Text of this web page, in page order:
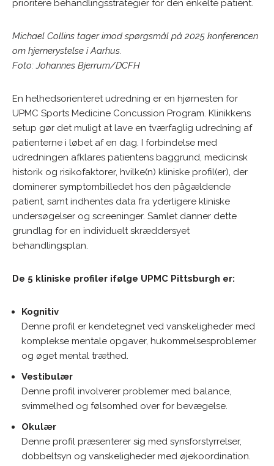
prioritere behandlingsstrategier for den enkelte patient.
Michael Collins tager imod spørgsmål på 2025 konferencen
om hjernerystelse i Aarhus.
Foto: Johannes Bjerrum/DCFH
En helhedsorienteret udredning er en hjørnesten for
UPMC Sports Medicine Concussion Program. Klinikkens
setup gør det muligt at lave en tværfaglig udredning af
patienterne i løbet af en dag. I forbindelse med
udredningen afklares patientens baggrund, medicinsk
historik og risikofaktorer, hvilke(n) kliniske profil(er), der
dominerer symptombilledet hos den pågældende
patient, samt indhentes data fra yderligere kliniske
undersøgelser og screeninger. Samlet danner dette
grundlag for en individuelt skræddersyet
behandlingsplan.
De 5 kliniske profiler ifølge UPMC Pittsburgh er:
Kognitiv
Denne profil er kendetegnet ved vanskeligheder med
komplekse mentale opgaver, hukommelsesproblemer
og øget mental træthed.
Vestibulær
Denne profil involverer problemer med balance,
svimmelhed og følsomhed over for bevægelse.
Okulær
Denne profil præsenterer sig med synsforstyrrelser,
dobbeltsyn og vanskeligheder med øjekoordination.